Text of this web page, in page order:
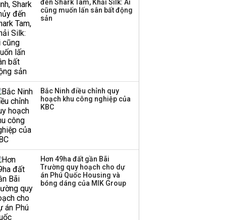
đến Shark Tam, Khải Silk: Ai
cũng muốn lấn sân bất động
sản
Bắc Ninh điều chỉnh quy
hoạch khu công nghiệp của
KBC
Hơn 49ha đất gần Bãi
Trường quy hoạch cho dự
án Phú Quốc Housing và
bóng dáng của MIK Group